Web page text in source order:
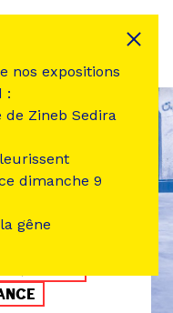
nos expositions
:
de Zineb Sedira
dimanche 9
gêne